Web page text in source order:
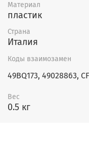
Материал
пластик
Страна
Италия
Коды взаимозамен
49BQ173, 49028863,
Вес
0.5 кг